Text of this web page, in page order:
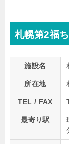
札幌第2福
施設名
所在地
TEL / FAX
最寄り駅